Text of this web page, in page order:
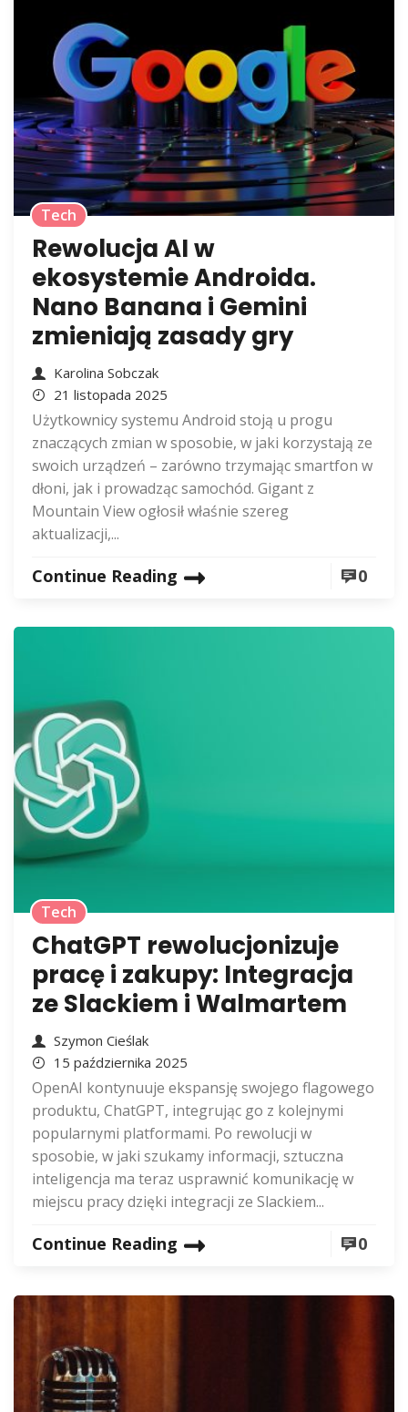
Tech
Rewolucja AI w
ekosystemie Androida.
Nano Banana i Gemini
zmieniają zasady gry
Karolina Sobczak
21 listopada 2025
Użytkownicy systemu Android stoją u progu
znaczących zmian w sposobie, w jaki korzystają ze
swoich urządzeń – zarówno trzymając smartfon w
dłoni, jak i prowadząc samochód. Gigant z
Mountain View ogłosił właśnie szereg
aktualizacji,...
Continue Reading 0
Tech
ChatGPT rewolucjonizuje
pracę i zakupy: Integracja
ze Slackiem i Walmartem
Szymon Cieślak
15 października 2025
OpenAI kontynuuje ekspansję swojego flagowego
produktu, ChatGPT, integrując go z kolejnymi
popularnymi platformami. Po rewolucji w
sposobie, w jaki szukamy informacji, sztuczna
inteligencja ma teraz usprawnić komunikację w
miejscu pracy dzięki integracji ze Slackiem...
Continue Reading 0